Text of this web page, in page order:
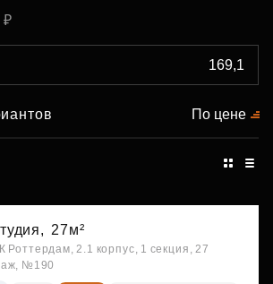
₽
По цене
27м²
Роттердам, 2.1 корпус, 1 секция, 27
№190